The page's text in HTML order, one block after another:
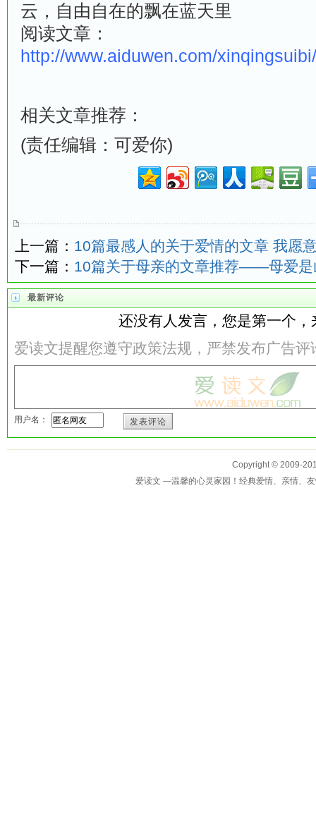
云，自由自在的飘在蓝天里
阅读文章：
http://www.aiduwen.com/
相关文章推荐：
(责任编辑：可爱你)
上一篇： 10篇最感人的关于爱情的文章 我愿
下一篇： 10篇关于母亲的文章推荐——母爱是
最新评论
还没有人发言，您是第一个，
爱读文提醒您遵守政策法规，严禁发布广告评
用户名： 发表评论
Copyright © 2009-
爱读文 —温馨的心灵家园！经典爱情、亲情、